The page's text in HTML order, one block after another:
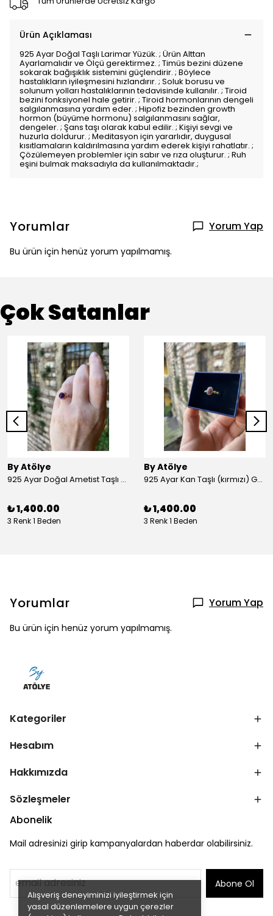
Alışveriş deneyiminizi iyileştirmek için
yasal düzenlemelere uygun çerezler
Ürün Açıklaması
925 Ayar Doğal Taşlı Larimar Yüzük. ; Ürün Alttan
Ayarlamalıdır ve Ölçü gerektirmez. ; Timüs bezini düzene
sokarak bağışıklık sistemini güçlendirir. ; Böylece
hastalıkların iyileşmesini hızlandırır. ; Soluk borusu ve
solunum yolları hastalıklarının tedavisinde kullanılır. ; Tiroid
bezini fonksiyonel hale getirir. ; Tiroid hormonlarının dengeli
salgılanmasına yardım eder. ; Hipofiz bezinden growth
hormon (büyüme hormonu) salgılanmasını sağlar,
dengeler. ; Şans taşı olarak kabul edilir. ; Kişiyi sevgi ve
huzurla doldurur. ; Meditasyon için yararlıdır, duygusal
kısıtlamaların kaldırılmasına yardım ederek kişiyi rahatlatır. ;
Çözülemeyen problemler için sabır ve rıza oluşturur. ; Ruh
eşini bulmak maksadıyla da kullanılmaktadır.;
Yorumlar Yorum Yap
Bu ürün için henüz yorum yapılmamış.
Çok Satanlar
By Atölye
925 Ayar Doğal Ametist Taşlı Yuvarlak Gümüş Yüzük
₺ 1,400.00
3 Renk 1 Beden
By Atölye
925 Ayar Kan Taşlı (kırmızı) Gümüş Yüzük
₺ 1,400.00
3 Renk 1 Beden
Yorumlar Yorum Yap
Bu ürün için henüz yorum yapılmamış.
Kategoriler
Hesabım
Hakkımızda
Sözleşmeler
Abonelik
Mail adresinizi girip kampanyalardan haberdar olabilirsiniz.
Abone Ol